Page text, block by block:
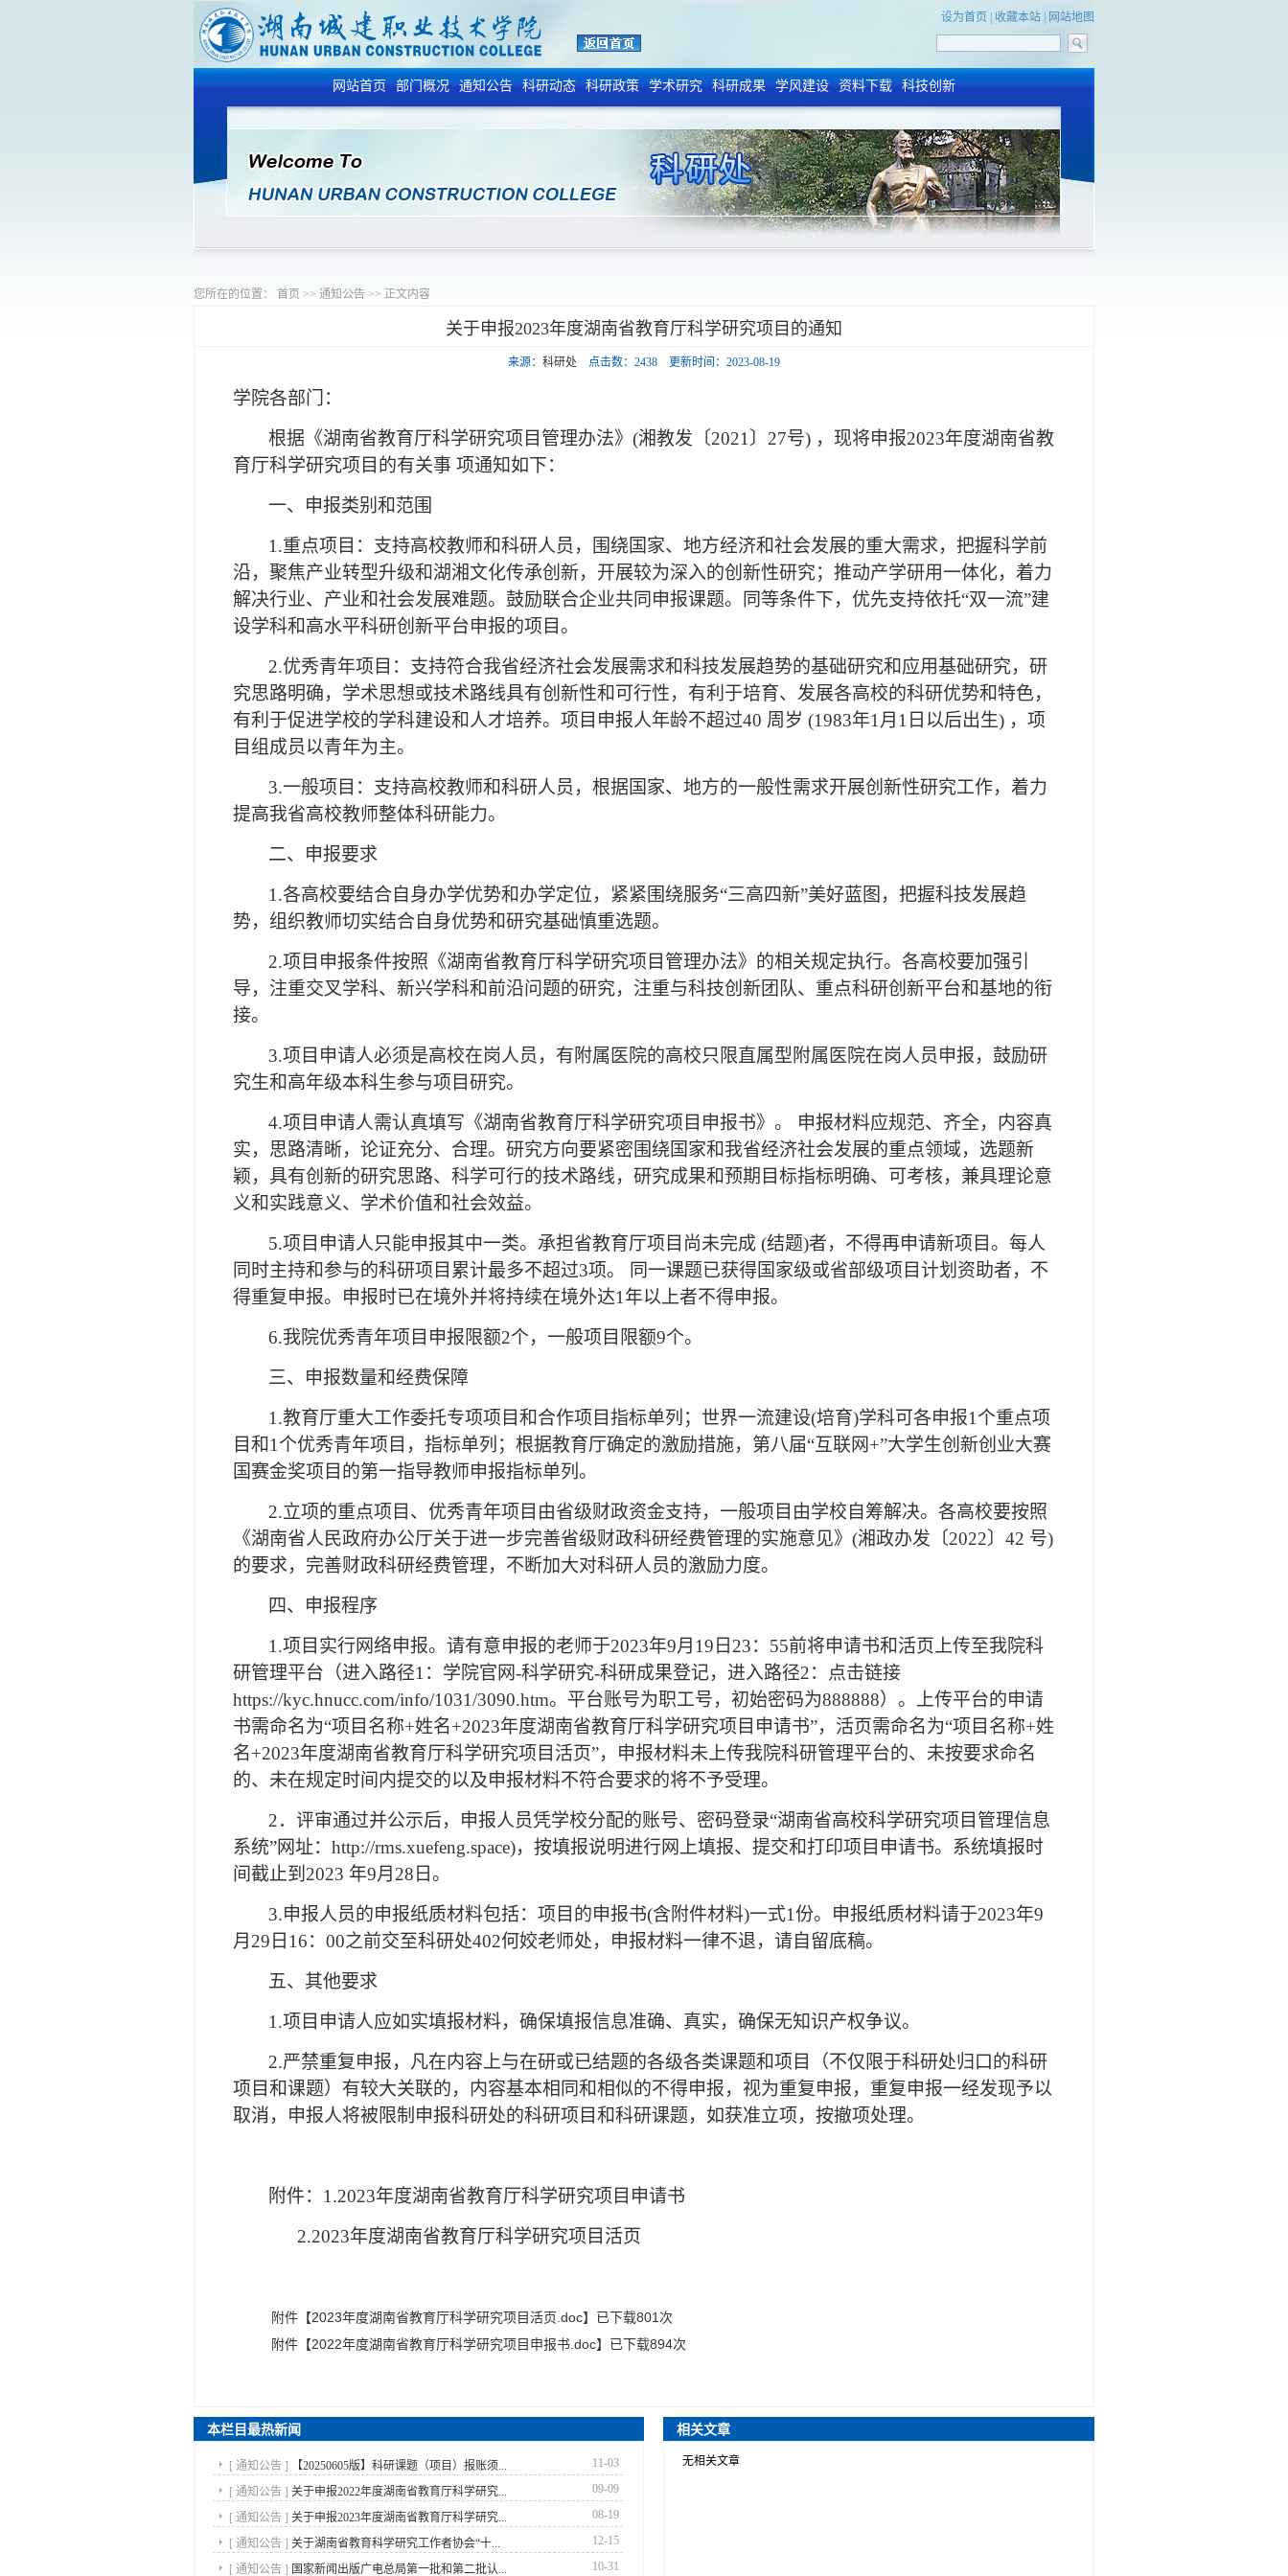
设为首页 收藏本站 网站地图
网站首页 部门概况 通知公告 科研动态 科研政策 学术研究 科研成果 学风建设 资料下载 科技创新
您所在的位置： 首页 >> 通知公告 >> 正文内容
关于申报2023年度湖南省教育厅科学研究项目的通知
来源： 科研处 点击数： 2438 更新时间：2023-08-19
学院各部门：
根据《湖南省教育厅科学研究项目管理办法》 (湘教发〔2021〕27号) ，现将申报2023年度湖南省教
育厅科学研究项目的有关事 项通知如下：
一、申报类别和范围
1.重点项目：支持高校教师和科研人员，围绕国家、地方经济和社会发展的重大需求，把握科学前
沿，聚焦产业转型升级和湖湘文化传承创新，开展较为深入的创新性研究；推动产学研用一体化，着力
解决行业、产业和社会发展难题。鼓励联合企业共同申报课题。同等条件下，优先支持依托“双一流”建
设学科和高水平科研创新平台申报的项目。
2.优秀青年项目：支持符合我省经济社会发展需求和科技发展趋势的基础研究和应用基础研究，研
究思路明确，学术思想或技术路线具有创新性和可行性，有利于培育、发展各高校的科研优势和特色，
有利于促进学校的学科建设和人才培养。项目申报人年龄不超过40 周岁 (1983年1月1日以后出生) ，项
目组成员以青年为主。
3.一般项目：支持高校教师和科研人员，根据国家、地方的一般性需求开展创新性研究工作，着力
提高我省高校教师整体科研能力。
二、申报要求
1.各高校要结合自身办学优势和办学定位，紧紧围绕服务“三高四新”美好蓝图，把握科技发展趋
势，组织教师切实结合自身优势和研究基础慎重选题。
2.项目申报条件按照《湖南省教育厅科学研究项目管理办法》的相关规定执行。各高校要加强引
导，注重交叉学科、新兴学科和前沿问题的研究，注重与科技创新团队、重点科研创新平台和基地的衔
接。
3.项目申请人必须是高校在岗人员，有附属医院的高校只限直属型附属医院在岗人员申报，鼓励研
究生和高年级本科生参与项目研究。
4.项目申请人需认真填写《湖南省教育厅科学研究项目申报书》。 申报材料应规范、齐全，内容真
实，思路清晰，论证充分、合理。研究方向要紧密围绕国家和我省经济社会发展的重点领域，选题新
颖，具有创新的研究思路、科学可行的技术路线，研究成果和预期目标指标明确、可考核，兼具理论意
义和实践意义、学术价值和社会效益。
5.项目申请人只能申报其中一类。承担省教育厅项目尚未完成 (结题)者，不得再申请新项目。每人
同时主持和参与的科研项目累计最多不超过3项。 同一课题已获得国家级或省部级项目计划资助者，不
得重复申报。申报时已在境外并将持续在境外达1年以上者不得申报。
6.我院优秀青年项目申报限额2个，一般项目限额9个。
三、申报数量和经费保障
1.教育厅重大工作委托专项项目和合作项目指标单列；世界一流建设(培育)学科可各申报1个重点项
目和1个优秀青年项目，指标单列；根据教育厅确定的激励措施，第八届“互联网+”大学生创新创业大赛
国赛金奖项目的第一指导教师申报指标单列。
2.立项的重点项目、优秀青年项目由省级财政资金支持，一般项目由学校自筹解决。各高校要按照
《湖南省人民政府办公厅关于进一步完善省级财政科研经费管理的实施意见》(湘政办发〔2022〕42 号)
的要求，完善财政科研经费管理，不断加大对科研人员的激励力度。
四、申报程序
1.项目实行网络申报。请有意申报的老师于2023年9月19日23：55前将申请书和活页上传至我院科
研管理平台（进入路径1：学院官网-科学研究-科研成果登记，进入路径2：点击链接
https://kyc.hnucc.com/info/1031/3090.htm。平台账号为职工号，初始密码为888888）。上传平台的申请
书需命名为“项目名称+姓名+2023年度湖南省教育厅科学研究项目申请书”，活页需命名为“项目名称+姓
名+2023年度湖南省教育厅科学研究项目活页”，申报材料未上传我院科研管理平台的、未按要求命名
的、未在规定时间内提交的以及申报材料不符合要求的将不予受理。
2．评审通过并公示后，申报人员凭学校分配的账号、密码登录“湖南省高校科学研究项目管理信息
系统”网址：http://rms.xuefeng.space)，按填报说明进行网上填报、提交和打印项目申请书。系统填报时
间截止到2023 年9月28日。
3.申报人员的申报纸质材料包括：项目的申报书(含附件材料)一式1份。申报纸质材料请于2023年9
月29日16：00之前交至科研处402何姣老师处，申报材料一律不退，请自留底稿。
五、其他要求
1.项目申请人应如实填报材料，确保填报信息准确、真实，确保无知识产权争议。
2.严禁重复申报，凡在内容上与在研或已结题的各级各类课题和项目（不仅限于科研处归口的科研
项目和课题）有较大关联的，内容基本相同和相似的不得申报，视为重复申报，重复申报一经发现予以
取消，申报人将被限制申报科研处的科研项目和科研课题，如获准立项，按撤项处理。
附件： 1.2023年度湖南省教育厅科学研究项目申请书
2.2023年度湖南省教育厅科学研究项目活页
附件【2023年度湖南省教育厅科学研究项目活页.doc】已下载801 次
附件【2022年度湖南省教育厅科学研究项目申报书.doc】已下载894次
本栏目最热新闻 相关文章
[ 通知公告 ] 【20250605版】科研课题（项目）报账须... 11-03
[ 通知公告 ] 关于申报2022年度湖南省教育厅科学研究... 09-09
[ 通知公告 ] 关于申报2023年度湖南省教育厅科学研究... 08-19
[ 通知公告 ] 关于湖南省教育科学研究工作者协会“十... 12-15
[ 通知公告 ] 国家新闻出版广电总局第一批和第二批认... 10-31
无相关文章